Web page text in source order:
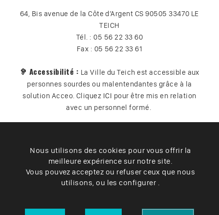
64, Bis avenue de la Côte d’Argent CS 90505 33470 LE
TEICH
Tél. : 05 56 22 33 60
Fax : 05 56 22 33 61
🦻 Accessibilité : La Ville du Teich est accessible aux
personnes sourdes ou malentendantes grâce à la
solution Acceo. Cliquez ICI pour être mis en relation
avec un personnel formé.
Plan du site Contact Vos données
Cookies
Accessibilité
– Ville du Teich ©2025 –
Nous utilisons des cookies pour vous offrir la
meilleure expérience sur notre site.
Vous pouvez acceptez ou refuser ceux que nous
utilisons, ou les configurer .